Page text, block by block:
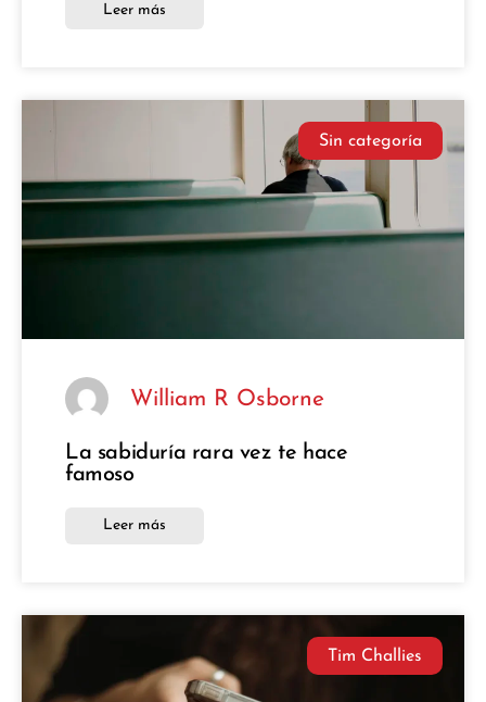
Leer más
Sin categoría
William R Osborne
La sabiduría rara vez te hace
famoso
Leer más
Tim Challies